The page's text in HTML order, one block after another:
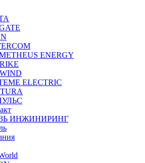
ENERGY
ELECTRIC
ИНЖИНИРИНГ